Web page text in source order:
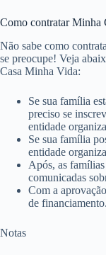
Como contratar Minha
Não sabe como
se preocupe! Veja
Casa Minha Vida:
Se sua família
preciso se
entidade
Se sua família
entidade
Após, as
comunicadas
Com a
de financiamento.
Notas